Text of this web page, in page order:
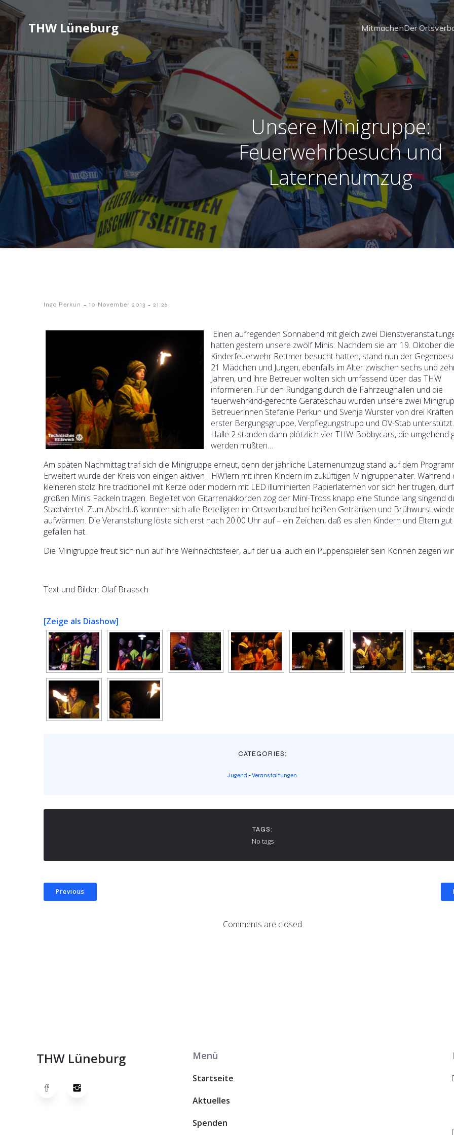
THW Lüneburg MitmachenDer
Unsere Minigruppe:
Feuerwehrbesuch und
Laternenumzug
Ingo Perkun - 10 November 2013 - 21:26
Einen aufregenden Sonnabend mit gleich zwei
hatten gestern unsere zwölf Minis: Nachdem sie am 19. Oktober die
Kinderfeuerwehr Rettmer besucht hatten, stand nun der
21 Mädchen und Jungen, ebenfalls im Alter zwischen sechs und
Jahren, und ihre Betreuer wollten sich umfassend über das THW
informieren. Für den Rundgang durch die Fahrzeughallen und die
feuerwehrkind-gerechte Geräteschau wurden unsere zwei
Betreuerinnen Stefanie Perkun und Svenja Wurster von drei
erster Bergungsgruppe, Verpflegungstrupp und OV-Stab
Halle 2 standen dann plötzlich vier THW-Bobbycars, die umgehend
werden mußten…
Am späten Nachmittag traf sich die Minigruppe erneut, denn der jährliche Laternenumzug stand auf dem
Erweitert wurde der Kreis von einigen aktiven THW’lern mit ihren Kindern im zuküftigen Minigruppenalter. Während
kleineren stolz ihre traditionell mit Kerze oder modern mit LED illuminierten Papierlaternen vor sich her trugen,
großen Minis Fackeln tragen. Begleitet von Gitarrenakkorden zog der Mini-Tross knapp eine Stunde lang singend
Stadtviertel. Zum Abschluß konnten sich alle Beteiligten im Ortsverband bei heißen Getränken und Brühwurst
aufwärmen. Die Veranstaltung löste sich erst nach 20:00 Uhr auf – ein Zeichen, daß es allen Kindern und Eltern gut
gefallen hat.
Die Minigruppe freut sich nun auf ihre Weihnachtsfeier, auf der u.a. auch ein Puppenspieler sein Können zeigen
Text und Bilder: Olaf Braasch
[Zeige als Diashow]
CATEGORIES:
Jugend -Veranstaltungen
TAGS:
No tags
Previous
Comments are closed
THW Lüneburg Menü
Startseite
Aktuelles
Spenden